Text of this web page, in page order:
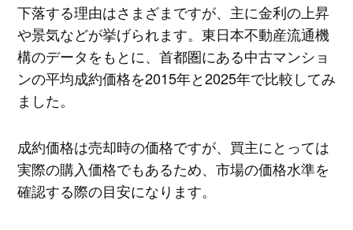
下落する理由はさまざまですが、主に金利の上昇
や景気などが挙げられます。東日本不動産流通機
構のデータをもとに、首都圏にある中古マンショ
ンの平均成約価格を2015年と2025年で比較してみ
ました。
成約価格は売却時の価格ですが、買主にとっては
実際の購入価格でもあるため、市場の価格水準を
確認する際の目安になります。